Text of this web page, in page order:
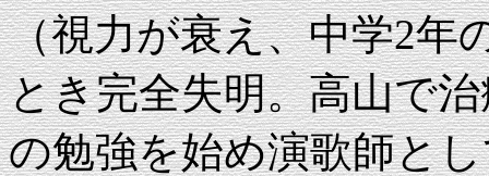
（視力が衰え、中学2年
とき完全失明。高山で
の勉強を始め演歌師と